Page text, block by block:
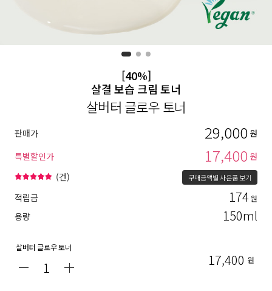
[40%]
살결 보습 크림 토너
살버터 글로우 토너
판매가 29,000 원
특별할인가
17,400 원
(건) 구매금액별 사은품 보기
적립금 174원
용량 150ml
살버터 글로우 토너
17,400 원